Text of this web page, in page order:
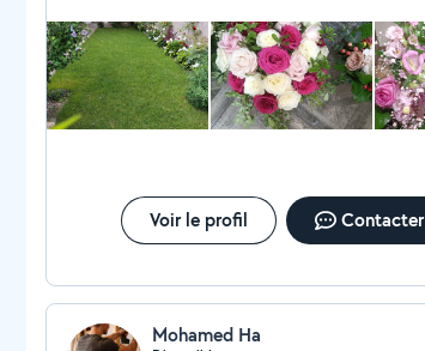
Voir le profil Contacter
Mohamed Ha